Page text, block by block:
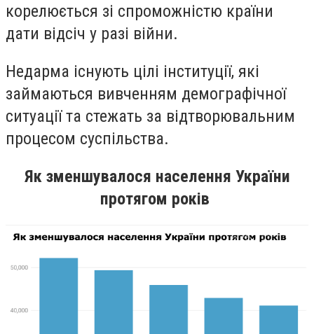
корелюється зі спроможністю країни
дати відсіч у разі війни.
Недарма існують цілі інституції, які
займаються вивченням демографічної
ситуації та стежать за відтворювальним
процесом суспільства.
Як зменшувалося населення України
протягом років